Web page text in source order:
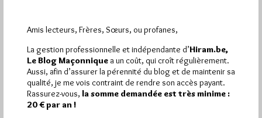
Hier samedi 8 août 2026, Hiram.be a reçu1 864 visites
et3 133 pages ont été lues (Source : Pirsch.io)
Plus d’informations
Amis lecteurs, Frères, Sœurs, ou profanes,
La gestion professionnelle et indépendante d’Hiram.be,
Le Blog Maçonnique a un coût, qui croît régulièrement.
Aussi, afin d’assurer la pérennité du blog et de maintenir sa
qualité, je me vois contraint de rendre son accès payant.
Rassurez-vous, la somme demandée est très minime :
20 € par an !